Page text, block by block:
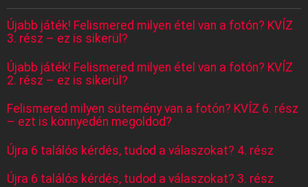
Újabb játék! Felismered milyen étel van a fotón? KVÍZ
3. rész – ez is sikerül?
Újabb játék! Felismered milyen étel van a fotón? KVÍZ
2. rész – ez is sikerül?
Felismered milyen sütemény van a fotón? KVÍZ 6. rész
– ezt is könnyedén megoldod?
Újra 6 találós kérdés, tudod a válaszokat? 4. rész
Újra 6 találós kérdés, tudod a válaszokat? 3. rész